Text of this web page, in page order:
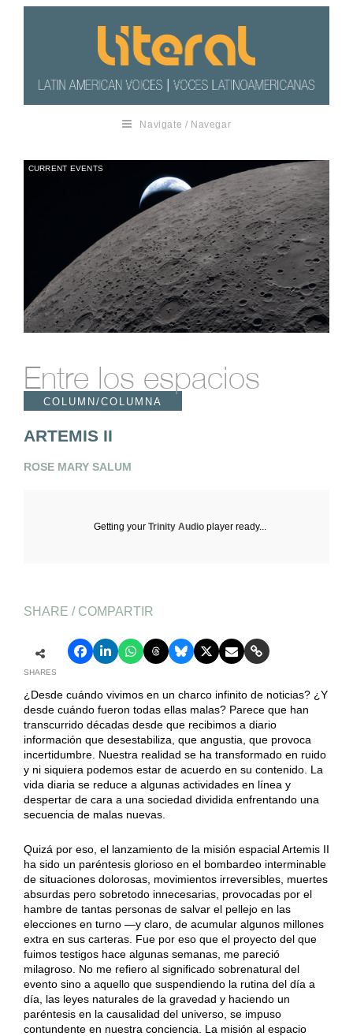
Navigate / Navegar
CURRENT EVENTS
Entre los espacios
COLUMN/COLUMNA
ARTEMIS II
ROSE MARY SALUM
Getting yourTrinity Audio player ready...
SHARE / COMPARTIR
SHARES
¿Desde cuándo vivimos en un charco infinito de noticias? ¿Y
desde cuándo fueron todas ellas malas? Parece que han
transcurrido décadas desde que recibimos a diario
información que desestabiliza, que angustia, que provoca
incertidumbre. Nuestra realidad se ha transformado en ruido
y ni siquiera podemos estar de acuerdo en su contenido. La
vida diaria se reduce a algunas actividades en línea y
despertar de cara a una sociedad dividida enfrentando una
secuencia de malas nuevas.
Quizá por eso, el lanzamiento de la misión espacial Artemis II
ha sido un paréntesis glorioso en el bombardeo interminable
de situaciones dolorosas, movimientos irreversibles, muertes
absurdas pero sobretodo innecesarias, provocadas por el
hambre de tantas personas de salvar el pellejo en las
elecciones en turno —y claro, de acumular algunos millones
extra en sus carteras. Fue por eso que el proyecto del que
fuimos testigos hace algunas semanas, me pareció
milagroso. No me refiero al significado sobrenatural del
evento sino a aquello que suspendiendo la rutina del día a
día, las leyes naturales de la gravedad y haciendo un
paréntesis en la causalidad del universo, se impuso
contundente en nuestra conciencia. La misión al espacio